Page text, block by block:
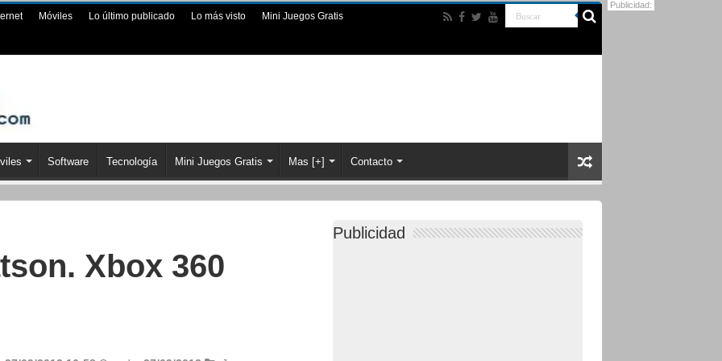
Móviles Lo último publicado Lo más visto Mini Juegos Gratis
Software Tecnología Mini Juegos Gratis Mas [+] Contacto
Xbox 360
Publicidad
Publicidad: